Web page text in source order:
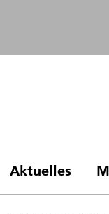
Aktuelles